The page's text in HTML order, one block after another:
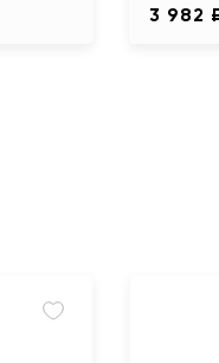
3 982